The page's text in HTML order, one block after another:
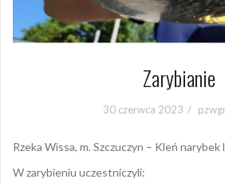
Zarybianie
30 czerwca 2023
Rzeka Wissa, m. Szczuczyn – Kleń
W zarybieniu uczestniczyli: